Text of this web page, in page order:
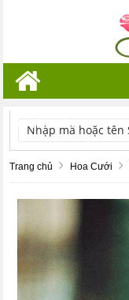
TÌM KIẾM
Trang chủ Hoa Cưới